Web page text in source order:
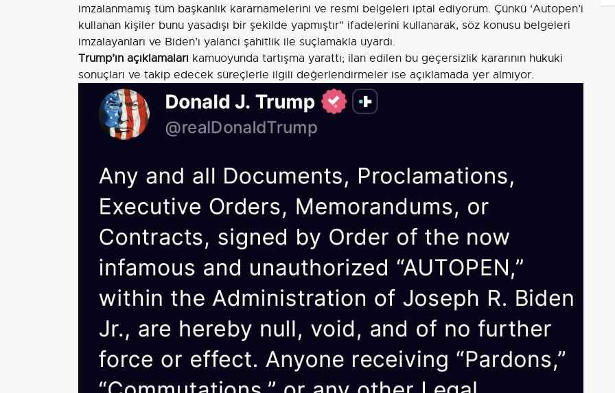
imzalanmamış tüm başkanlık kararnamelerini ve resmi belgeleri iptal ediyorum. Çünkü ‘Autopen’i
kullanan kişiler bunu yasadışı bir şekilde yapmıştır" ifadelerini kullanarak, söz konusu belgeleri
imzalayanları ve Biden’ı yalancı şahitlik ile suçlamakla uyardı.
Trump’ın açıklamaları kamuoyunda tartışma yarattı; ilan edilen bu geçersizlik kararının hukuki
sonuçları ve takip edecek süreçlerle ilgili değerlendirmeler ise açıklamada yer almıyor.